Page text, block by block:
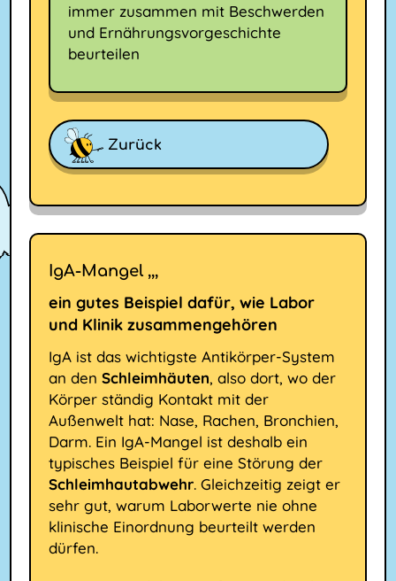
immer zusammen mit Beschwerden
und Ernährungsvorgeschichte
beurteilen
Zurück
IgA-Mangel ,,,
ein gutes Beispiel dafür, wie Labor
und Klinik zusammengehören
IgA ist das wichtigste Antikörper-System
an denSchleimhäuten, also dort, wo der
Körper ständig Kontakt mit der
Außenwelt hat: Nase, Rachen, Bronchien,
Darm. Ein IgA-Mangel ist deshalb ein
typisches Beispiel für eine Störung der
Schleimhautabwehr. Gleichzeitig zeigt er
sehr gut, warum Laborwerte nie ohne
klinische Einordnung beurteilt werden
dürfen.